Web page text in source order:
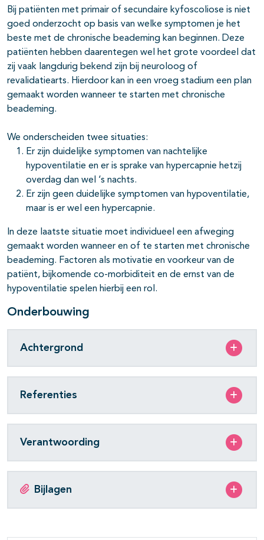
open- en dichtklappen
Bij patiënten met primair of secundaire kyfoscoliose is niet
goed onderzocht op basis van welke symptomen je het
beste met de chronische beademing kan beginnen. Deze
patiënten hebben daarentegen wel het grote voordeel dat
zij vaak langdurig bekend zijn bij neuroloog of
revalidatiearts. Hierdoor kan in een vroeg stadium een plan
gemaakt worden wanneer te starten met chronische
beademing.
We onderscheiden twee situaties:
Er zijn duidelijke symptomen van nachtelijke
hypoventilatie en er is sprake van hypercapnie hetzij
overdag dan wel ‘s nachts.
Er zijn geen duidelijke symptomen van hypoventilatie,
maar is er wel een hypercapnie.
In deze laatste situatie moet individueel een afweging
gemaakt worden wanneer en of te starten met chronische
beademing. Factoren als motivatie en voorkeur van de
patiënt, bijkomende co-morbiditeit en de ernst van de
hypoventilatie spelen hierbij een rol.
Onderbouwing
Achtergrond
Referenties
Verantwoording
Bijlagen